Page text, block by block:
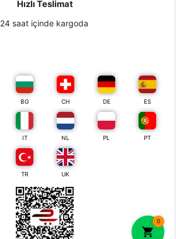
0
Hızlı Teslimat
24 saat içinde kargoda
BG CH DE ES
IT NL PL PT
TR UK